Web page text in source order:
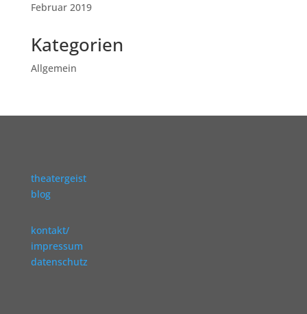
Februar 2019
Kategorien
Allgemein
theatergeist
blog
kontakt/
impressum
datenschutz